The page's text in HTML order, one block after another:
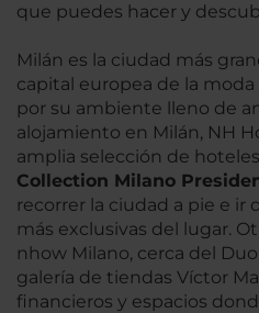
que puedes hacer y
Milán es la ciudad más
capital europea de la moda
por su ambiente lleno de
alojamiento en Milán, NH
amplia selección de
Collection Milano
recorrer la ciudad a pie e ir
más exclusivas del lugar.
nhow Milano, cerca del
galería de tiendas Víctor
financieros y espacios